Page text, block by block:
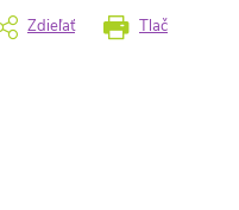
Tlač
Zdieľať